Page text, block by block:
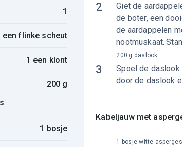
1
een flinke scheut
1 een klont
200 g
1 bosje
2
Giet de
de boter, een
de aardappelen
nootmuskaat.
3
Spoel de daslook
door de daslook
200 g daslook
Kabeljauw met
1 bosje witte asperges